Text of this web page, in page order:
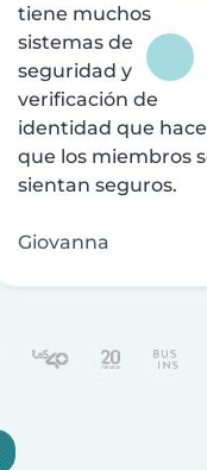
tiene muchos
sistemas de
seguridad y
verificación de
identidad que
que los miembros
sientan seguros.
Giovanna